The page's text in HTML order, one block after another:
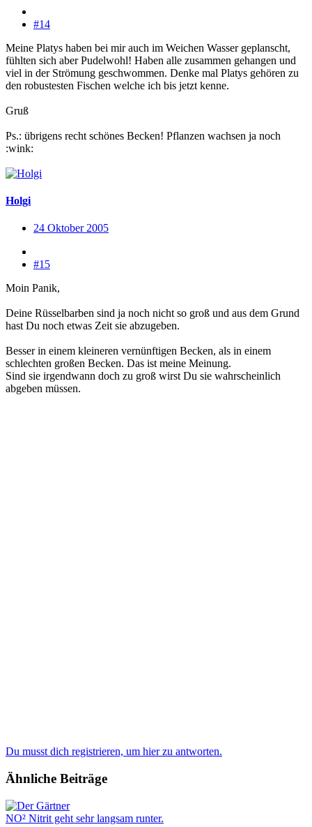
#14
Meine Platys haben bei mir auch im Weichen Wasser geplanscht,
fühlten sich aber Pudelwohl! Haben alle zusammen gehangen und
viel in der Strömung geschwommen. Denke mal Platys gehören zu
den robustesten Fischen welche ich bis jetzt kenne.
Gruß
Ps.: übrigens recht schönes Becken! Pflanzen wachsen ja noch
:wink:
Holgi
24 Oktober 2005
#15
Moin Panik,
Deine Rüsselbarben sind ja noch nicht so groß und aus dem Grund
hast Du noch etwas Zeit sie abzugeben.
Besser in einem kleineren vernünftigen Becken, als in einem
schlechten großen Becken. Das ist meine Meinung.
Sind sie irgendwann doch zu groß wirst Du sie wahrscheinlich
abgeben müssen.
Du musst dich registrieren, um hier zu antworten.
Ähnliche Beiträge
NO² Nitrit geht sehr langsam runter.